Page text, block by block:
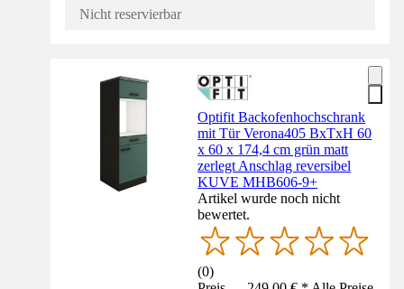
Nicht reservierbar
Optifit Backofenhochschrank
mit Tür Verona405 BxTxH 60
x 60 x 174,4 cm grün matt
zerlegt Anschlag reversibel
KUVE MHB606-9+
Artikel wurde noch nicht
bewertet.
(0)